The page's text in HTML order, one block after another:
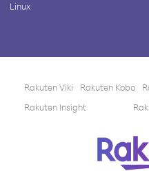
Linux
Rakuten Viki Rakuten Kobo
Rakuten Insight